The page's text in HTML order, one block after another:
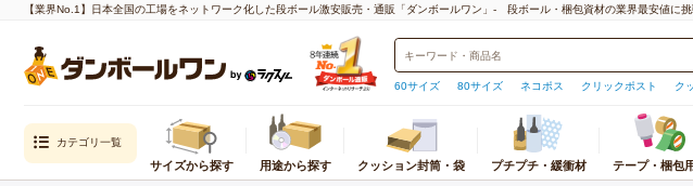
【業界No.1】日本全国の工場をネットワーク化した段ボール激安販売・通販「ダンボールワン」- 段ボール・梱包資材の業界最安値に挑
60サイズ 80サイズ ネコポス クリックポスト ク
カテゴリ一覧
サイズから探す 用途から探す クッション封筒・袋 プチプチ・緩衝材 テープ・梱包